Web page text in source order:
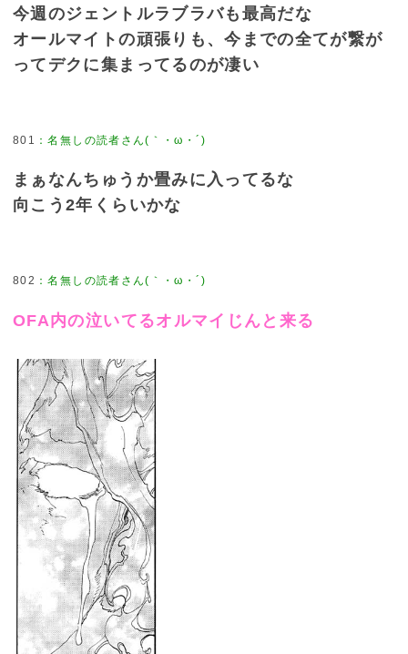
今週のジェントルラブラバも最高だな
オールマイトの頑張りも、今までの全てが繋が
ってデクに集まってるのが凄い
801 ：名無しの読者さん(｀・ω・´)
まぁなんちゅうか畳みに入ってるな
向こう2年くらいかな
802 ：名無しの読者さん(｀・ω・´)
OFA内の泣いてるオルマイじんと来る